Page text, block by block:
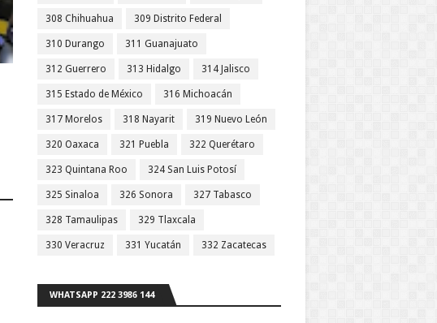
308 Chihuahua 309 Distrito Federal
310 Durango 311 Guanajuato
312 Guerrero 313 Hidalgo 314 Jalisco
315 Estado de México 316 Michoacán
317 Morelos 318 Nayarit 319 Nuevo León
320 Oaxaca 321 Puebla 322 Querétaro
323 Quintana Roo 324 San Luis Potosí
325 Sinaloa 326 Sonora 327 Tabasco
328 Tamaulipas 329 Tlaxcala
330 Veracruz 331 Yucatán 332 Zacatecas
WHATSAPP 222 3986 144